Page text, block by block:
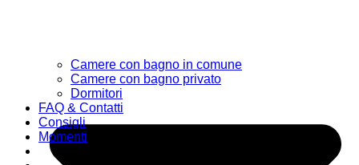
Camere con bagno in comune
Camere con bagno privato
Dormitori
FAQ & Contatti
Consigli
Momenti